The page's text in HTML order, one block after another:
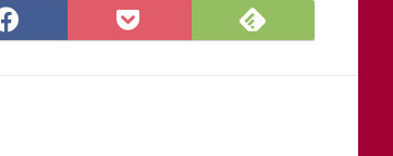
Facebook
で
Pocket
に
Feedly
で